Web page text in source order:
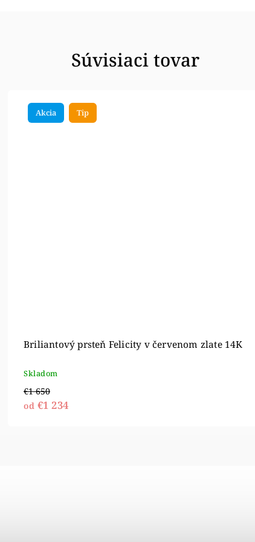
Súvisiaci tovar
Akcia Tip
Briliantový prsteň Felicity v červenom zlate 14K
Skladom
€1 650
od €1 234